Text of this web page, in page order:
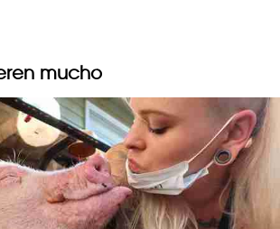
mucho